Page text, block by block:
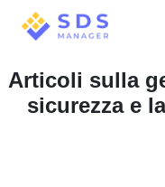
Articoli sulla
sicurezza e